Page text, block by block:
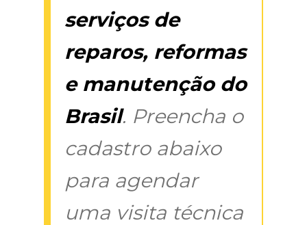
serviços de
reparos, reformas
e manutenção do
Brasil. Preencha o
cadastro abaixo
para agendar
uma visita técnica